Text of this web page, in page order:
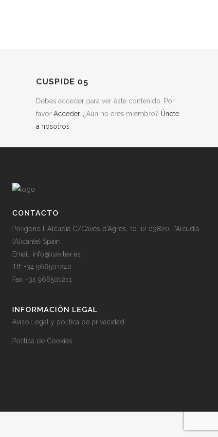
CUSPIDE 05
Debes acceder para ver éste contenido. Por
favor Acceder. ¿Aún no eres miembro? Únete
a nosotros
CONTACTO
Poligono L'Alcudia C/Caves d'Agres, 10-12 03820 L'Alcudia
(Alicante) Spain
Email: info@cavitex.es
Tlf: +34 966501240
Fax: +34 966501241
INFORMACIÓN LEGAL
Aviso Legal y pólitica de privacidad
Politica de Cookies